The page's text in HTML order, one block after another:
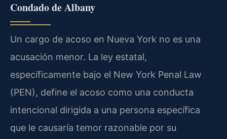
Condado de Albany
Un cargo de acoso en Nueva York no es una
acusación menor. La ley estatal,
específicamente bajo el New York Penal Law
(PEN), define el acoso como una conducta
intencional dirigida a una persona específica
que le causaría temor razonable por su